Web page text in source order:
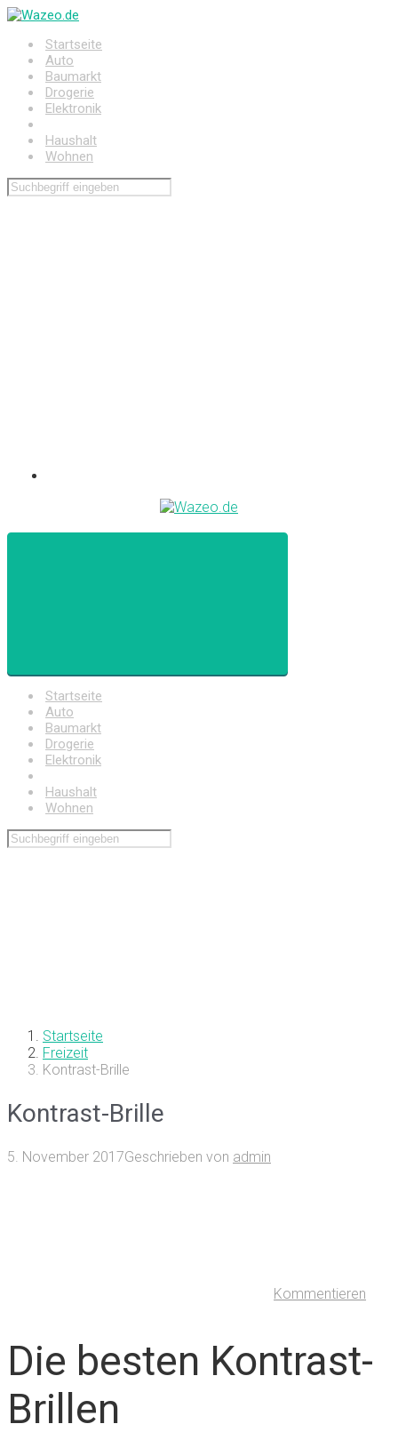
Zum
springenStartseite
Auto
Baumarkt
Drogerie
Elektronik
Haushalt
Wohnen
Startseite
Auto
Baumarkt
Drogerie
Elektronik
Haushalt
Wohnen
Startseite
Freizeit
Kontrast-Brille
Kontrast-Brille
5. November 2017Geschrieben von admin
Kommentieren
Die besten Kontrast-
Brillen